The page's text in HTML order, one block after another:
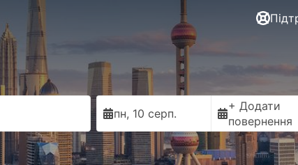
пн, 10 серп.
+ Додати
повернення